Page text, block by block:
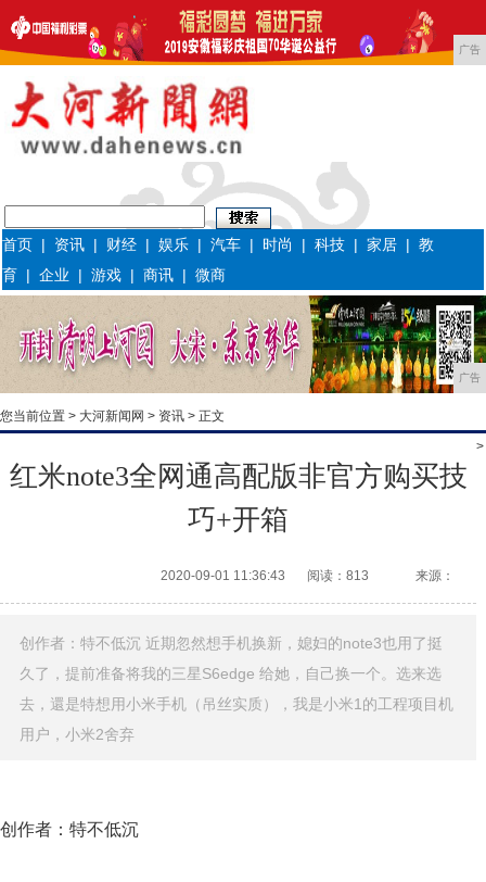
广告
首页 | 资讯 | 财经 |娱乐 |汽车 | 时尚 |科技 |家居 |教
育 |企业 |游戏 |商讯 |微商
广告
您当前位置 > 大河新闻网 > 资讯 > 正文
>
红米note3全网通高配版非官方购买技
巧+开箱
2020-09-01 11:36:43 阅读：813 来源：
创作者：特不低沉 近期忽然想手机换新，媳妇的note3也用了挺
久了，提前准备将我的三星S6edge 给她，自己换一个。选来选
去，還是特想用小米手机（吊丝实质），我是小米1的工程项目机
用户，小米2舍弃
创作者：特不低沉